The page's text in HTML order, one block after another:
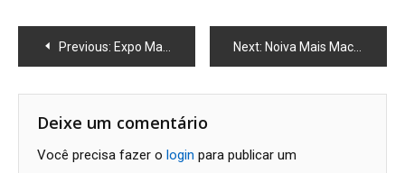
Navegação
de
Post
Previous: Expo Macaé 2024: Todos os detalhes e Ingressos com Desconto Next: Noiva Mais Macaé exibe tendências do mercado de casamentos e festas
Deixe um comentário
Você precisa fazer o login para publicar um